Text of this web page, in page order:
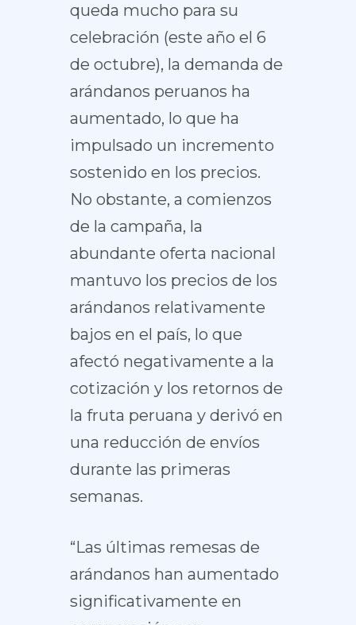
queda mucho para su
celebración (este año el 6
de octubre), la demanda de
arándanos peruanos ha
aumentado, lo que ha
impulsado un incremento
sostenido en los precios.
No obstante, a comienzos
de la campaña, la
abundante oferta nacional
mantuvo los precios de los
arándanos relativamente
bajos en el país, lo que
afectó negativamente a la
cotización y los retornos de
la fruta peruana y derivó en
una reducción de envíos
durante las primeras
semanas.
“Las últimas remesas de
arándanos han aumentado
significativamente en